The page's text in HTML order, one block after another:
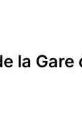
navigation
la